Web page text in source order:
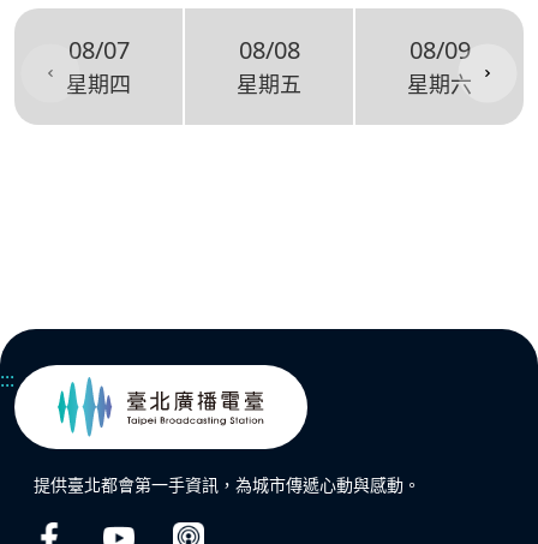
08/07
星期四
08/08
星期五
08/09
星期六
:::
提供臺北都會第一手資訊，為城市傳遞心動與感動。